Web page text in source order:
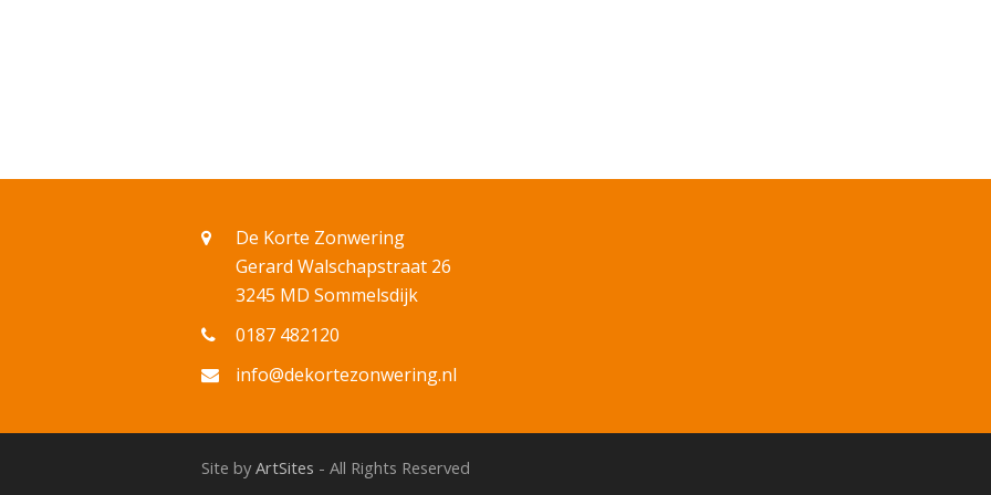
De Korte Zonwering
Gerard Walschapstraat 26
3245 MD Sommelsdijk
0187 482120
info@dekortezonwering.nl
Site byArtSites - All Rights Reserved